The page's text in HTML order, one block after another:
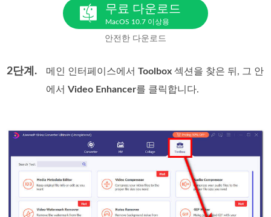
무료 다운로드
MacOS 10.7 이상용
안전한 다운로드
2단계. 메인 인터페이스에서Toolbox 섹션을 찾은 뒤, 그 안
에서Video Enhancer를 클릭합니다.